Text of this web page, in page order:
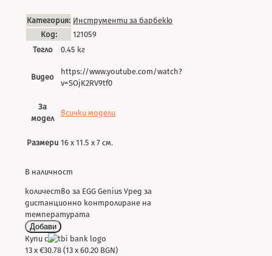
Категория: Инструменти за барбекю
Код:
121059
Тегло
0.45 кг
Видео
https://www.youtube.com/watch?
v=SOjK2RV9tf0
За
модел
всички модели
Размери 16 х 11.5 х 7 см.
В наличност
количество за EGG Genius Уред за
дистанционно контролиране на
температурата
Добави
Купи с
13 x €30.78 (13 x 60.20 BGN)